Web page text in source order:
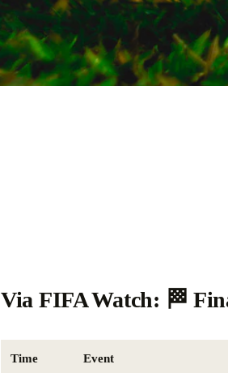
Via FIFA Watch: 🏁
Time Event